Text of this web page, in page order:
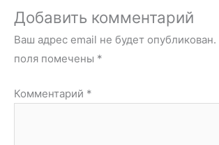
Добавить комментарий
Ваш адрес email не будет опубликован.
поля помечены *
Комментарий *